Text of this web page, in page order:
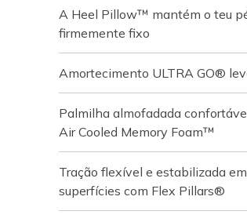
A Heel Pillow™ mantém o teu
firmemente fixo
Amortecimento ULTRA GO®
Palmilha almofadada
Air Cooled Memory Foam™
Tração flexível e estabilizada
superfícies com Flex Pillars®